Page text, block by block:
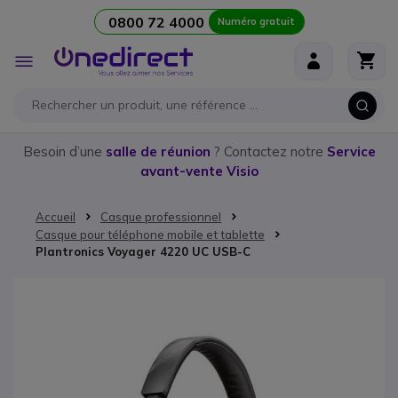
0800 72 4000 Numéro gratuit
Affichage
navigation
Besoin d’une salle de réunion ? Contactez notre Service
avant-vente Visio
Accueil
Casque professionnel
Casque pour téléphone mobile et tablette
Plantronics Voyager 4220 UC USB-C